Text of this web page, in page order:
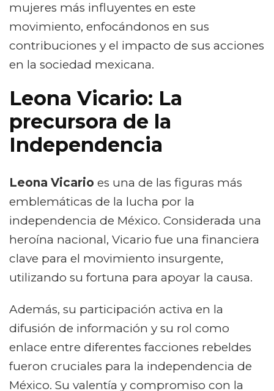
mujeres más influyentes en este
movimiento, enfocándonos en sus
contribuciones y el impacto de sus acciones
en la sociedad mexicana.
Leona Vicario: La
precursora de la
Independencia
Leona Vicario es una de las figuras más
emblemáticas de la lucha por la
independencia de México. Considerada una
heroína nacional, Vicario fue una financiera
clave para el movimiento insurgente,
utilizando su fortuna para apoyar la causa.
Además, su participación activa en la
difusión de información y su rol como
enlace entre diferentes facciones rebeldes
fueron cruciales para la independencia de
México. Su valentía y compromiso con la